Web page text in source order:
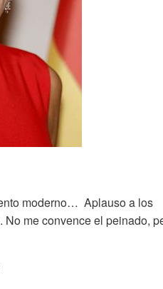
moderno… Aplauso a los
me convence el peinado,